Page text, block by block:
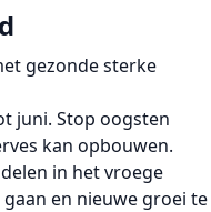
gezonde sterke
juni. Stop oogsten
kan opbouwen.
in het vroege
en nieuwe groei te